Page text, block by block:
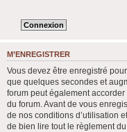
M’ENREGISTRER
Vous devez être enregistré
que quelques secondes et
forum peut également
du forum. Avant de vous
de nos conditions d’utilisation
de bien lire tout le règlement du